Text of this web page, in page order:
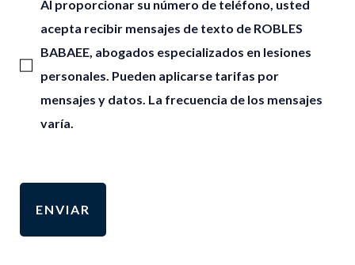
Al proporcionar su número de teléfono, usted
acepta recibir mensajes de texto de ROBLES
BABAEE, abogados especializados en lesiones
personales. Pueden aplicarse tarifas por
mensajes y datos. La frecuencia de los mensajes
varía.